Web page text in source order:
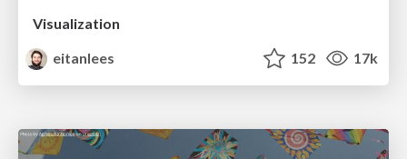
Visualization
eitanlees
152 17k